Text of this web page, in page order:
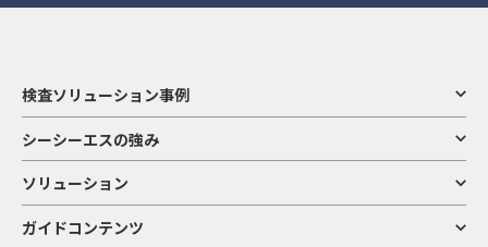
検査ソリューション事例
シーシーエスの強み
ソリューション
ガイドコンテンツ